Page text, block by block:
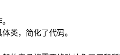
类，简化了代码。